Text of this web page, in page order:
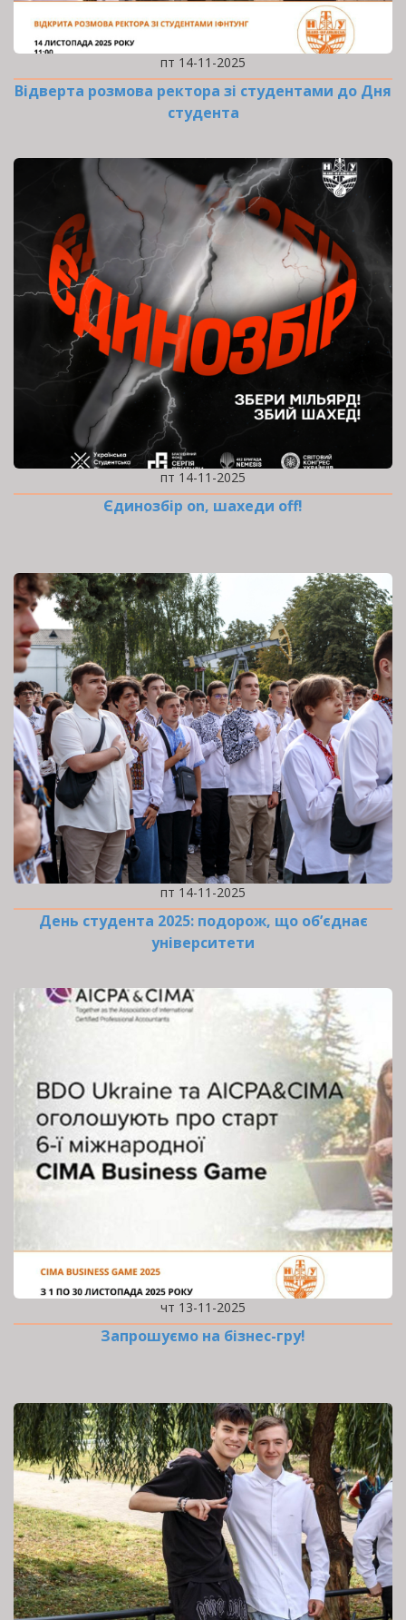
пт 14-11-2025
Відверта розмова ректора зі студентами до Дня
студента
пт 14-11-2025
Єдинозбір on, шахеди off!
пт 14-11-2025
День студента 2025: подорож, що об’єднає
університети
чт 13-11-2025
Запрошуємо на бізнес-гру!